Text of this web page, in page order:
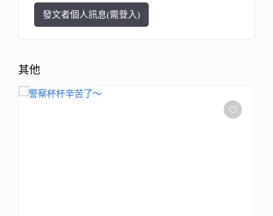
發文者個人訊息(需登入)
其他